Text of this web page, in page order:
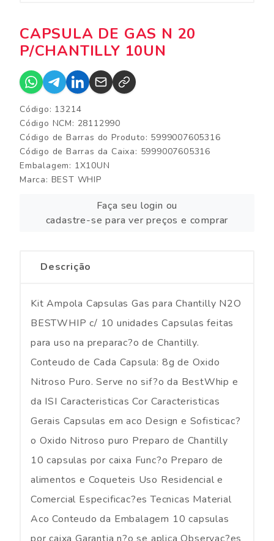
CAPSULA DE GAS N 20
P/CHANTILLY 10UN
Código: 13214
Código NCM: 28112990
Código de Barras do Produto: 5999007605316
Código de Barras da Caixa: 5999007605316
Embalagem: 1X10UN
Marca: BEST WHIP
Faça seu login ou
cadastre-se para ver preços e comprar
Descrição
Kit Ampola Capsulas Gas para Chantilly N2O
BESTWHIP c/ 10 unidades Capsulas feitas
para uso na preparac?o de Chantilly.
Conteudo de Cada Capsula: 8g de Oxido
Nitroso Puro. Serve no sif?o da BestWhip e
da ISI Caracteristicas Cor Caracteristicas
Gerais Capsulas em aco Design e Sofisticac?
o Oxido Nitroso puro Preparo de Chantilly
10 capsulas por caixa Func?o Preparo de
alimentos e Coqueteis Uso Residencial e
Comercial Especificac?es Tecnicas Material
Aco Conteudo da Embalagem 10 capsulas